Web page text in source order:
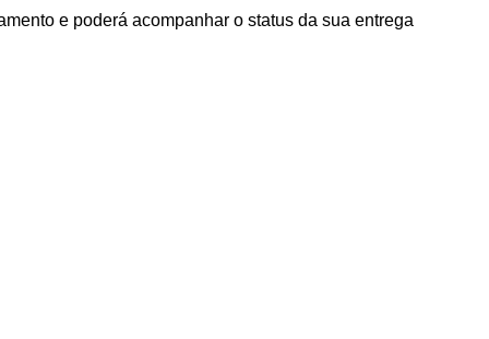
e poderá acompanhar o status da sua entrega